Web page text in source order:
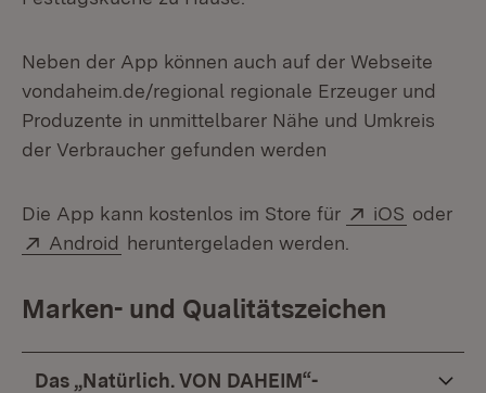
Neben der App können auch auf der Webseite
vondaheim.de/regional regionale Erzeuger und
Produzente in unmittelbarer Nähe und Umkreis
der Verbraucher gefunden werden
Die App kann kostenlos im Store für Extern:
iOS (Öffnet
oder
Extern:
Android (Öffnet in neuem Fenster)
heruntergeladen werden.
Marken- und Qualitätszeichen
Das „Natürlich. VON DAHEIM“-